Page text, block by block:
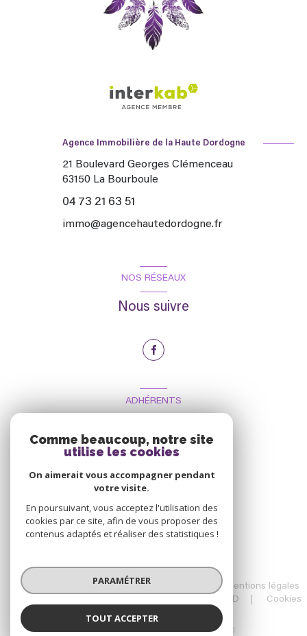
Agence Immobilière de la Haute Dordogne
21 Boulevard Georges Clémenceau
63150 La Bourboule
04 73 21 63 51
immo@agencehautedordogne.fr
NOS RÉSEAUX
Nous suivre
ADHÉRENTS
© 2026 | Tous droits réservés
Nos honoraires
Nos partenaires
Mentions légales
Politique RGPD Cookies
Comme beaucoup, notre site
utilise les cookies
On aimerait vous accompagner pendant
votre visite.
En poursuivant, vous acceptez l'utilisation des
cookies par ce site, afin de vous proposer des
contenus adaptés et réaliser des statistiques !
PARAMÉTRER
TOUT ACCEPTER